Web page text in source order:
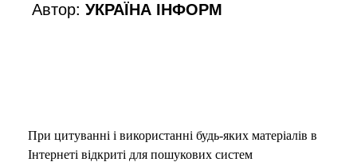
Автор:УКРАЇНА ІНФОРМ
При цитуванні і використанні будь-яких матеріалів в
Інтернеті відкриті для пошукових систем